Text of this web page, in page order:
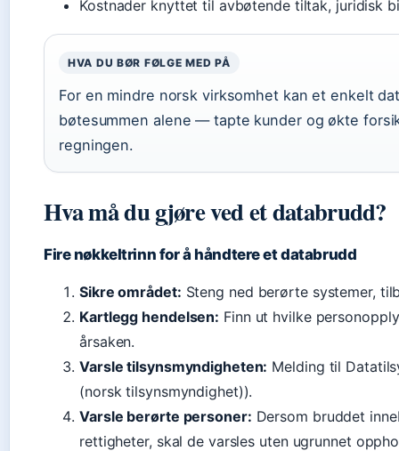
Kostnader knyttet til avbøtende tiltak, juridisk
HVA DU BØR FØLGE MED PÅ
For en mindre norsk virksomhet kan et enkelt
bøtesummen alene — tapte kunder og økte
regningen.
Hva må du gjøre ved et databrudd?
Fire nøkkeltrinn for å håndtere et databrudd
Sikre området: Steng ned berørte systemer,
Kartlegg hendelsen: Finn ut hvilke
årsaken.
Varsle tilsynsmyndigheten: Melding til
(norsk tilsynsmyndighet)).
Varsle berørte personer: Dersom bruddet
rettigheter, skal de varsles uten ugrunnet